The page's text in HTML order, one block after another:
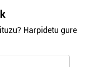
Harpidetu gure